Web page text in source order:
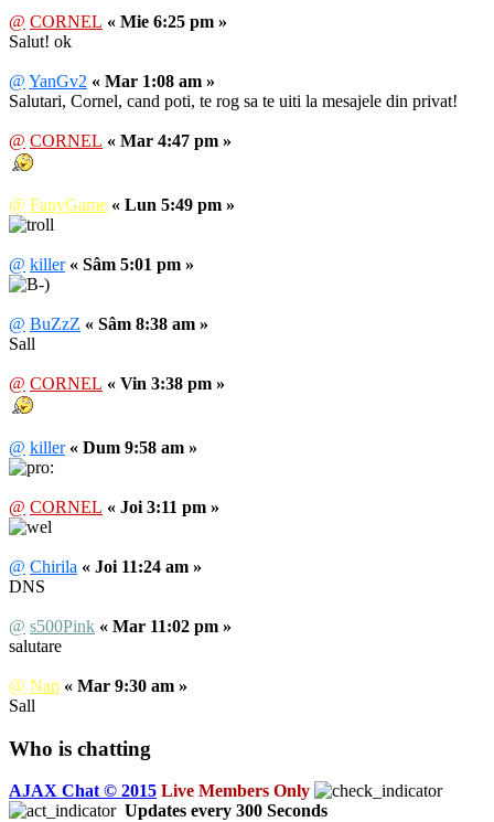
@ CORNEL « Mie 6:25 pm »
Salut! ok
@ YanGv2 « Mar 1:08 am »
Salutari, Cornel, cand poti, te rog sa te uiti la mesajele din privat!
@ CORNEL « Mar 4:47 pm »
@ FanyGame « Lun 5:49 pm »
@ killer « Sâm 5:01 pm »
@ BuZzZ « Sâm 8:38 am »
Sall
@ CORNEL « Vin 3:38 pm »
@ killer « Dum 9:58 am »
@ CORNEL « Joi 3:11 pm »
@ Chirila « Joi 11:24 am »
DNS
@ s500Pink « Mar 11:02 pm »
salutare
@ Nap « Mar 9:30 am »
Sall
Who is chatting
AJAX Chat © 2015 Live Members Only
Updates every 300 Seconds